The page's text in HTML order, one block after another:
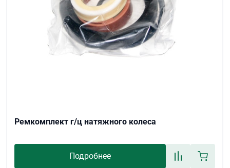
Ремкомплект г/ц натяжного колеса
Подробнее